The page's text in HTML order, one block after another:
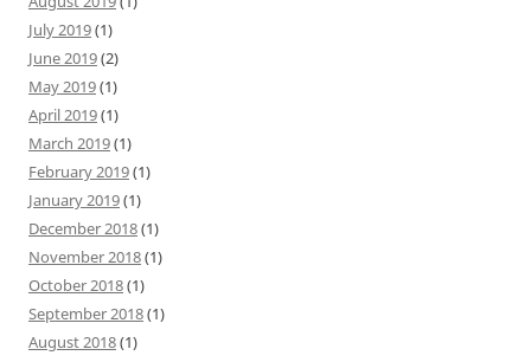
July 2019(1)
June 2019(2)
May 2019(1)
April 2019(1)
March 2019(1)
February 2019(1)
January 2019(1)
December 2018(1)
November 2018(1)
October 2018(1)
September 2018(1)
August 2018(1)